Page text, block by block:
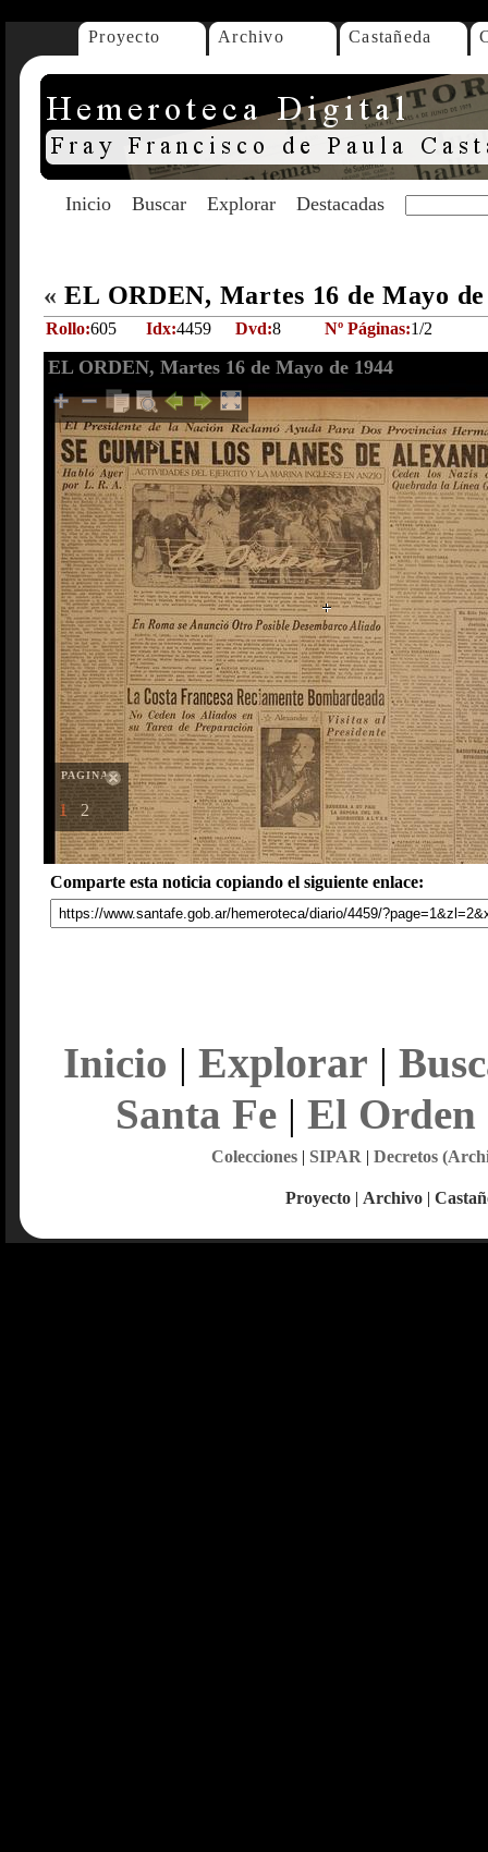
Proyecto Archivo Castañeda
Inicio Buscar Explorar Destacadas
« EL ORDEN, Martes 16 de Mayo
Rollo:605 Idx:4459 Dvd:8 Nº Páginas:1/2
EL ORDEN, Martes 16 de Mayo de 1944
PAGINAS
1 2
Comparte esta noticia copiando el siguiente enlace:
Inicio | Explorar |
Santa Fe| El Orden
Colecciones| SIPAR | Decretos
Proyecto | Archivo |